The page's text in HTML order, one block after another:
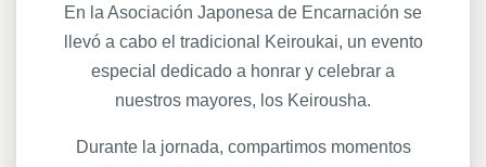
En la Asociación Japonesa de Encarnación se
llevó a cabo el tradicional Keiroukai, un evento
especial dedicado a honrar y celebrar a
nuestros mayores, los Keirousha.
Durante la jornada, compartimos momentos